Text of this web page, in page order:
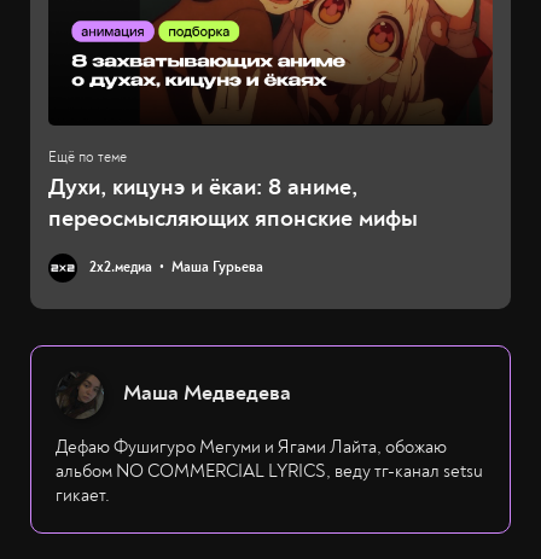
Духи, кицунэ и ёкаи: 8 аниме,
переосмысляющих японские мифы
2х2.медиа Маша Гурьева
Маша Медведева
Дефаю Фушигуро Мегуми и Ягами Лайта, обожаю
альбом NO COMMERCIAL LYRICS, веду тг-канал setsu
гикает.